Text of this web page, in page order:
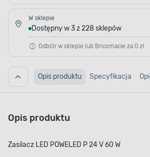
W sklepie
Dostępny w 3 z 228 sklepów
Odbiór w sklepie lub Bricomacie za 0 zł
Opis produktu Specyfikacja
Opis produktu
Zasilacz LED POWELED P 24 V 60 W